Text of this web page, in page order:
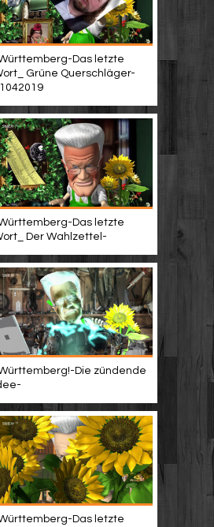
Das letzte
Grüne Querschläger-
Das letzte
Der Wahlzettel-
Die zündende
Das letzte